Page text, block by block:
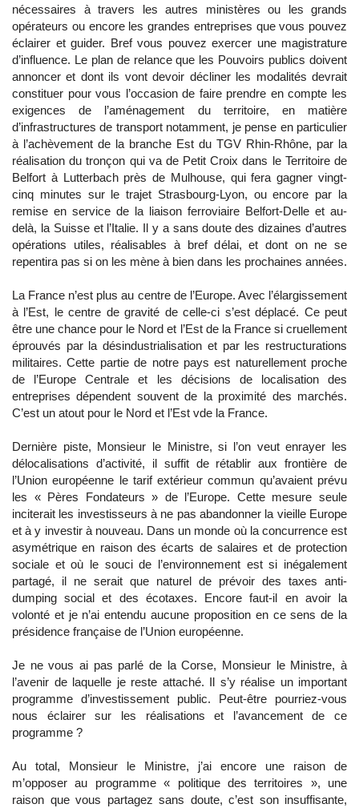
nécessaires à travers les autres ministères ou les grands
opérateurs ou encore les grandes entreprises que vous pouvez
éclairer et guider. Bref vous pouvez exercer une magistrature
d’influence. Le plan de relance que les Pouvoirs publics doivent
annoncer et dont ils vont devoir décliner les modalités devrait
constituer pour vous l’occasion de faire prendre en compte les
exigences de l’aménagement du territoire, en matière
d’infrastructures de transport notamment, je pense en particulier
à l’achèvement de la branche Est du TGV Rhin-Rhône, par la
réalisation du tronçon qui va de Petit Croix dans le Territoire de
Belfort à Lutterbach près de Mulhouse, qui fera gagner vingt-
cinq minutes sur le trajet Strasbourg-Lyon, ou encore par la
remise en service de la liaison ferroviaire Belfort-Delle et au-
delà, la Suisse et l’Italie. Il y a sans doute des dizaines d’autres
opérations utiles, réalisables à bref délai, et dont on ne se
repentira pas si on les mène à bien dans les prochaines années.
La France n’est plus au centre de l’Europe. Avec l’élargissement
à l’Est, le centre de gravité de celle-ci s’est déplacé. Ce peut
être une chance pour le Nord et l’Est de la France si cruellement
éprouvés par la désindustrialisation et par les restructurations
militaires. Cette partie de notre pays est naturellement proche
de l’Europe Centrale et les décisions de localisation des
entreprises dépendent souvent de la proximité des marchés.
C’est un atout pour le Nord et l’Est vde la France.
Dernière piste, Monsieur le Ministre, si l’on veut enrayer les
délocalisations d’activité, il suffit de rétablir aux frontière de
l’Union européenne le tarif extérieur commun qu’avaient prévu
les « Pères Fondateurs » de l’Europe. Cette mesure seule
inciterait les investisseurs à ne pas abandonner la vieille Europe
et à y investir à nouveau. Dans un monde où la concurrence est
asymétrique en raison des écarts de salaires et de protection
sociale et où le souci de l’environnement est si inégalement
partagé, il ne serait que naturel de prévoir des taxes anti-
dumping social et des écotaxes. Encore faut-il en avoir la
volonté et je n’ai entendu aucune proposition en ce sens de la
présidence française de l’Union européenne.
Je ne vous ai pas parlé de la Corse, Monsieur le Ministre, à
l’avenir de laquelle je reste attaché. Il s’y réalise un important
programme d’investissement public. Peut-être pourriez-vous
nous éclairer sur les réalisations et l’avancement de ce
programme ?
Au total, Monsieur le Ministre, j’ai encore une raison de
m’opposer au programme « politique des territoires », une
raison que vous partagez sans doute, c’est son insuffisante,